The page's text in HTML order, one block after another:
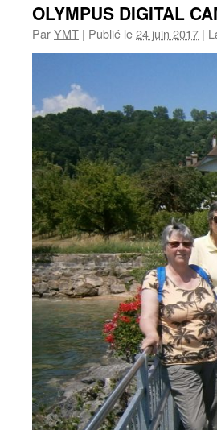
OLYMPUS DIGITAL
ParYMT | Publié le24 juin 2017 |